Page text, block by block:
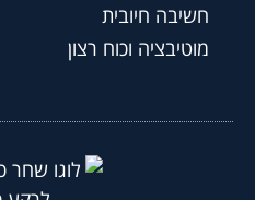
חשיבה חיובית
מוטיבציה וכוח רצון